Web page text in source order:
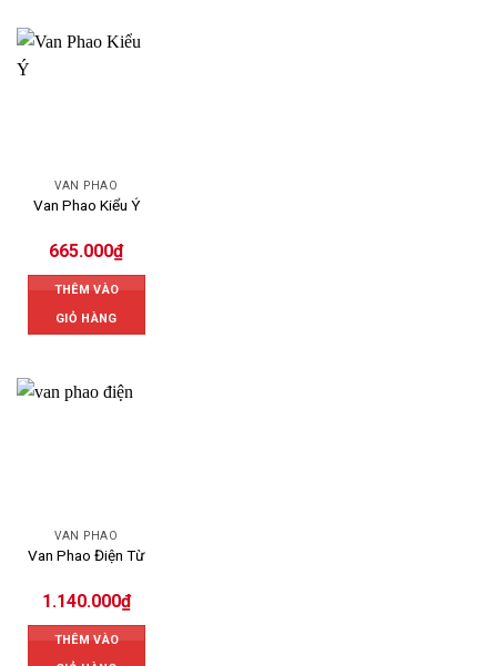
VAN PHAO
Van Phao Kiểu Ý
665.000₫
THÊM VÀO
GIỎ HÀNG
VAN PHAO
Van Phao Điện Từ
1.140.000₫
THÊM VÀO